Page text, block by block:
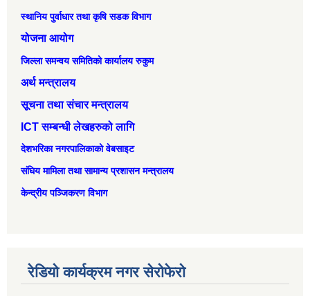
स्थानिय पुर्वाधार तथा कृषि सडक विभाग
योजना आयोग
जिल्ला समन्वय समितिको कार्यालय रुकुम
अर्थ मन्त्रालय
सूचना तथा संचार मन्त्रालय
ICT सम्बन्धी लेखहरुको लागि
देशभरिका नगरपालिकाको वेबसाइट
संघिय मामिला तथा सामान्‍य प्रशासन मन्त्रालय
केन्द्रीय पञ्जिकरण विभाग
रेडियो कार्यक्रम नगर सेरोफेरो